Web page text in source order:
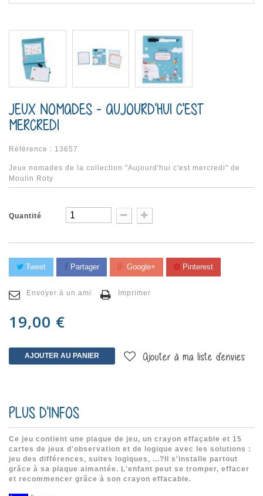
JEUX NOMADES - AUJOURD'HUI C'EST
MERCREDI
Référence : 13657
Jeux nomades de la collection "Aujourd'hui c'est mercredi" de
Moulin Roty
Quantité
Tweet Partager Google+ Pinterest
Envoyer à un ami Imprimer
19,00 €
AJOUTER AU PANIER Ajouter à ma liste d'envies
PLUS D'INFOS
Ce jeu contient une plaque de jeu, un crayon effaçable et 15
cartes de jeux d'observation et de logique avec les solutions :
jeu des différences, suites logiques, ...?Il s'installe partout
grâce à sa plaque aimantée. L'enfant peut se tromper, effacer
et recommencer grâce à son crayon effacable.